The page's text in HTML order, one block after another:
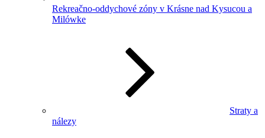
Rekreačno-oddychové zóny v Krásne nad Kysucou a
Milówke
Straty a
nálezy